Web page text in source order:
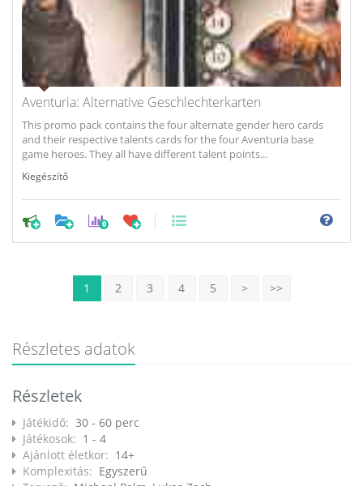
Aventuria: Alternative Geschlechterkarten
This promo pack contains the four alternate gender hero cards
and their respective talents cards for the four Aventuria base
game heroes. They all have different talent points...
Kiegészítő
0
1 2 3 4 5 > >>
Részletes adatok
Részletek
Játékidő: 30 - 60 perc
Játékosok: 1 - 4
Ajánlott életkor: 14+
Komplexitás: Egyszerű